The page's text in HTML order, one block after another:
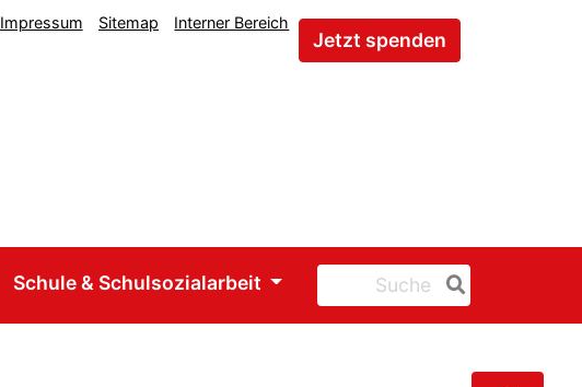
Impressum Sitemap Interner Bereich
Jetzt spenden
Schule & Schulsozialarbeit